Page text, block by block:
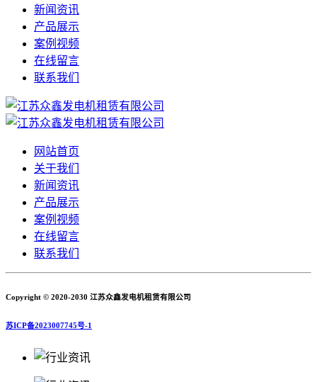
新闻资讯
产品展示
案例视频
在线留言
联系我们
网站首页
关于我们
新闻资讯
产品展示
案例视频
在线留言
联系我们
Copyright © 2020-2030 江苏众鑫发电机租赁有限公司
苏ICP备2023007745号-1